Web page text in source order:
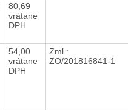
80,69
vrátane
DPH
54,00
vrátane
DPH
Zml.:
ZO/201816841-1